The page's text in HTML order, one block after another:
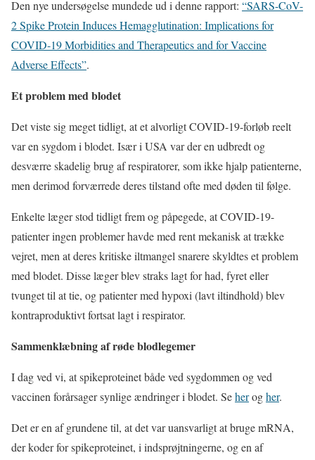
Den nye undersøgelse mundede ud i denne rapport: “SARS-CoV-
2 Spike Protein Induces Hemagglutination: Implications for
COVID-19 Morbidities and Therapeutics and for Vaccine
Adverse Effects”.
Et problem med blodet
Det viste sig meget tidligt, at et alvorligt COVID-19-forløb reelt
var en sygdom i blodet. Især i USA var der en udbredt og
desværre skadelig brug af respiratorer, som ikke hjalp patienterne,
men derimod forværrede deres tilstand ofte med døden til følge.
Enkelte læger stod tidligt frem og påpegede, at COVID-19-
patienter ingen problemer havde med rent mekanisk at trække
vejret, men at deres kritiske iltmangel snarere skyldtes et problem
med blodet. Disse læger blev straks lagt for had, fyret eller
tvunget til at tie, og patienter med hypoxi (lavt iltindhold) blev
kontraproduktivt fortsat lagt i respirator.
Sammenklæbning af røde blodlegemer
I dag ved vi, at spikeproteinet både ved sygdommen og ved
vaccinen forårsager synlige ændringer i blodet. Seherogher.
Det er en af grundene til, at det var uansvarligt at bruge mRNA,
der koder for spikeproteinet, i indsprøjtningerne, og en af